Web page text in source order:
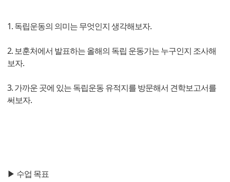
1. 독립운동의 의미는 무엇인지 생각해보자.
2. 보훈처에서 발표하는 올해의 독립 운동가는 누구인지 조사해
보자.
3. 가까운 곳에 있는 독립운동 유적지를 방문해서 견학보고서를
써보자.
▶ 수업 목표